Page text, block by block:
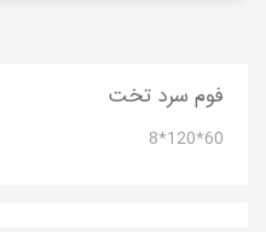
فوم سرد تخت
60*120*8